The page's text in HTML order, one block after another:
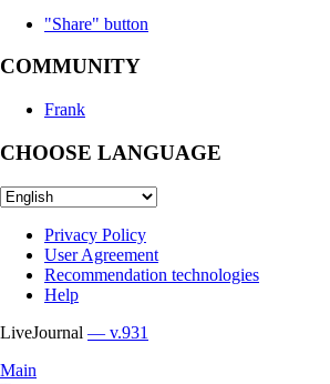
"Share" button
COMMUNITY
Frank
CHOOSE LANGUAGE
Privacy Policy
User Agreement
Recommendation technologies
Help
LiveJournal — v.931
Main